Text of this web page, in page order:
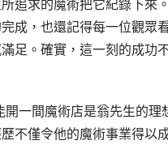
追求的魔術把它紀錄下來
完成，也還記得每一位觀
足。確實，這一刻的成功
不僅令他的魔術事業得以